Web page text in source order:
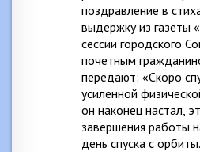
поздравление в
выдержку из газеты
сессии городского
почетным
передают: «Скоро
усиленной
он наконец настал,
завершения работы
день спуска с